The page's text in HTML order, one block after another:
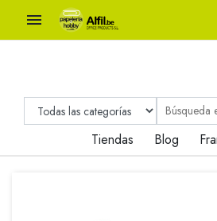

Tiendas Blog